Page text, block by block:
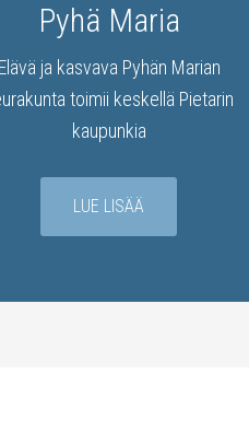
Pyhä Maria
Elävä ja kasvava Pyhän Marian
toimii keskellä Pietarin
kaupunkia
LUE LISÄÄ